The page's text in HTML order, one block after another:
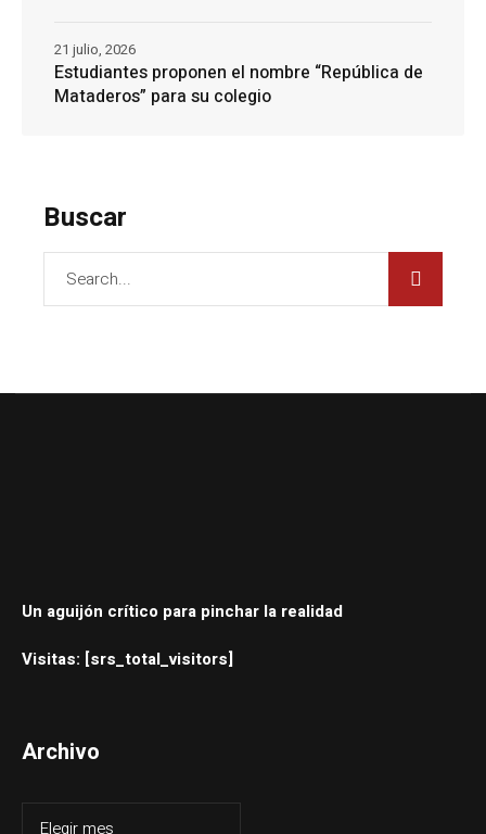
Estudiantes proponen el nombre “República de
Mataderos” para su colegio
21 julio, 2026
Buscar
Un aguijón crítico para pinchar la realidad
Visitas: [srs_total_visitors]
Archivo